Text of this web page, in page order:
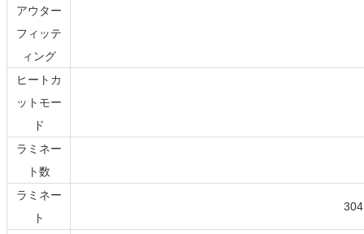
アウター
フィッテ
ィング
ヒートカ
ットモー
ド
ラミネー
ト数
ラミネー
ト